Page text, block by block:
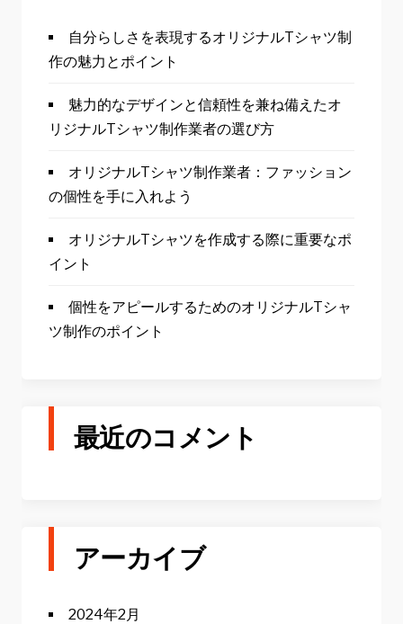
自分らしさを表現するオリジナルTシャツ制
作の魅力とポイント
魅力的なデザインと信頼性を兼ね備えたオ
リジナルTシャツ制作業者の選び方
オリジナルTシャツ制作業者：ファッション
の個性を手に入れよう
オリジナルTシャツを作成する際に重要なポ
イント
個性をアピールするためのオリジナルTシャ
ツ制作のポイント
最近のコメント
アーカイブ
2024年2月